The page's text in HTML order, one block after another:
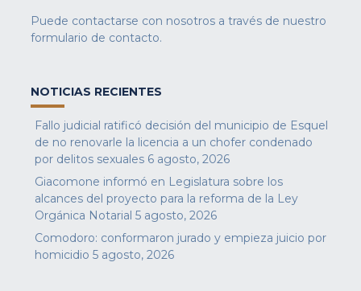
Puede contactarse con nosotros a través de nuestro
formulario de contacto.
NOTICIAS RECIENTES
Fallo judicial ratificó decisión del municipio de Esquel
de no renovarle la licencia a un chofer condenado
por delitos sexuales 6 agosto, 2026
Giacomone informó en Legislatura sobre los
alcances del proyecto para la reforma de la Ley
Orgánica Notarial 5 agosto, 2026
Comodoro: conformaron jurado y empieza juicio por
homicidio 5 agosto, 2026